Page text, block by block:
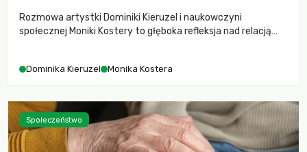
Rozmowa artystki Dominiki Kieruzel i naukowczyni
społecznej Moniki Kostery to głęboka refleksja nad relacją
Dominika Kieruzel Monika Kostera
Społeczeństwo